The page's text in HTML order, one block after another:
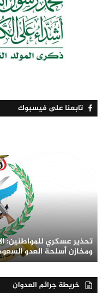
تابعنا على فيسبوك
تحذير عسكري للمواطنين:
ومخازن أسلحة العدو
خريطة جرائم العدوان